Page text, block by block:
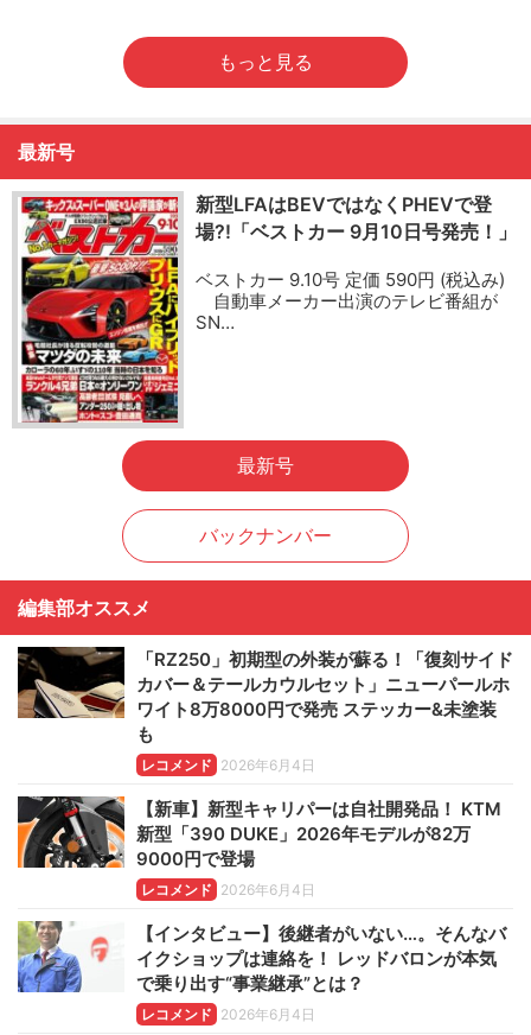
もっと見る
最新号
新型LFAはBEVではなくPHEVで登
場?!「ベストカー 9月10日号発売！」
ベストカー 9.10号 定価 590円 (税込み)
自動車メーカー出演のテレビ番組が
SN…
最新号
バックナンバー
編集部オススメ
「RZ250」初期型の外装が蘇る！「復刻サイド
カバー＆テールカウルセット」ニューパールホ
ワイト8万8000円で発売 ステッカー&未塗装
も
レコメンド 2026年6月4日
【新車】新型キャリパーは自社開発品！ KTM
新型「390 DUKE」2026年モデルが82万
9000円で登場
レコメンド 2026年6月4日
【インタビュー】後継者がいない…。そんなバ
イクショップは連絡を！ レッドバロンが本気
で乗り出す“事業継承”とは？
レコメンド 2026年6月4日